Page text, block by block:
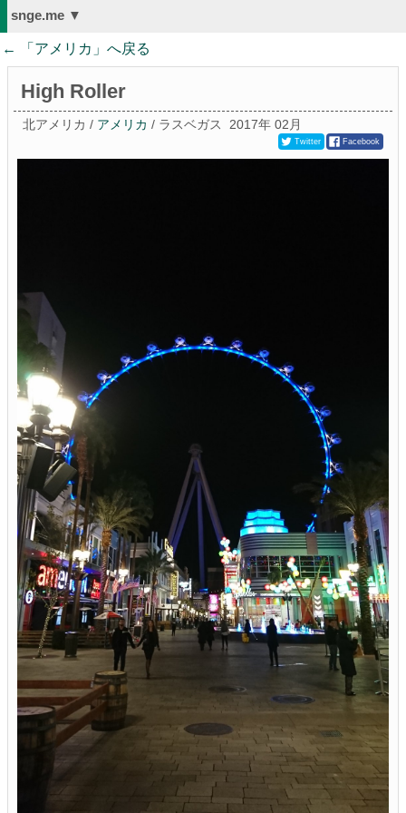
snge.me ▼
← 「 アメリカ 」へ戻る
High Roller
北アメリカ / アメリカ / ラスベガス 2017年 02月
Twitter Facebook